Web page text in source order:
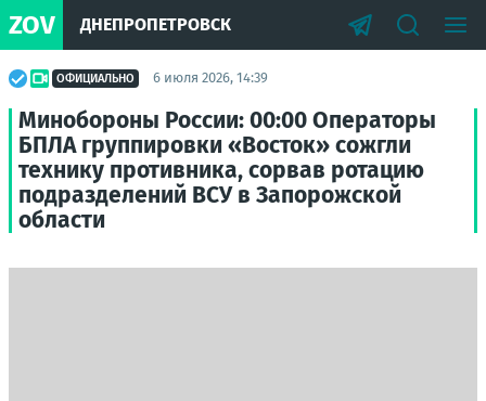
ZOV ДНЕПРОПЕТРОВСК
ОФИЦИАЛЬНО 6 июля 2026, 14:39
Минобороны России: 00:00 Операторы
БПЛА группировки «Восток» сожгли
технику противника, сорвав ротацию
подразделений ВСУ в Запорожской
области